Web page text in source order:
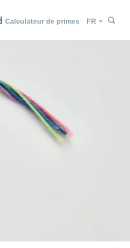
Calculateur de primes Langue